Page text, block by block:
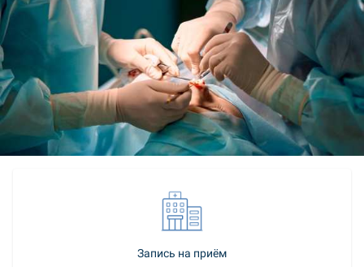
Запись на приём